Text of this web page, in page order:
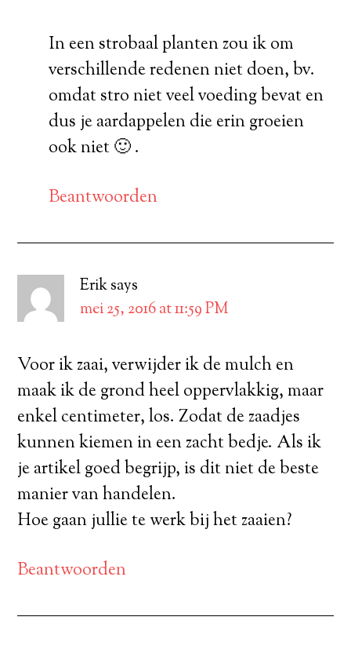
In een strobaal planten zou ik om
verschillende redenen niet doen, bv.
omdat stro niet veel voeding bevat en
dus je aardappelen die erin groeien
ook niet 🙂 .
Beantwoorden
Eriksays
mei 25, 2016 at 11:59 PM
Voor ik zaai, verwijder ik de mulch en
maak ik de grond heel oppervlakkig, maar
enkel centimeter, los. Zodat de zaadjes
kunnen kiemen in een zacht bedje. Als ik
je artikel goed begrijp, is dit niet de beste
manier van handelen.
Hoe gaan jullie te werk bij het zaaien?
Beantwoorden